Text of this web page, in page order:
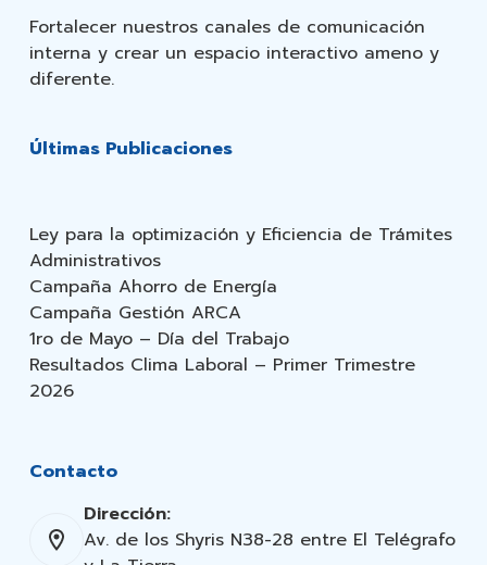
Fortalecer nuestros canales de comunicación
interna y crear un espacio interactivo ameno y
diferente.
Últimas Publicaciones
Ley para la optimización y Eficiencia de Trámites
Administrativos
Campaña Ahorro de Energía
Campaña Gestión ARCA
1ro de Mayo – Día del Trabajo
Resultados Clima Laboral – Primer Trimestre
2026
Contacto
Dirección:
Av. de los Shyris N38-28 entre El Telégrafo